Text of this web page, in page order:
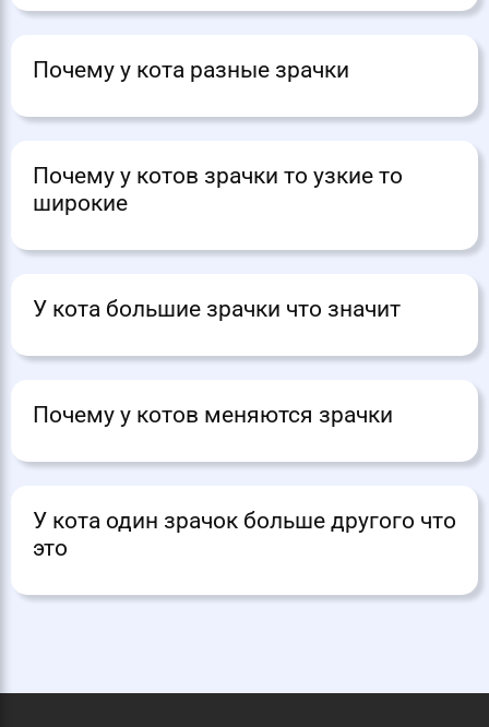
Почему у кота разные зрачки
Почему у котов зрачки то узкие то
широкие
У кота большие зрачки что значит
Почему у котов меняются зрачки
У кота один зрачок больше другого что
это